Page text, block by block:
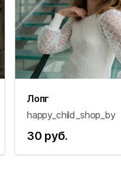
Лопг
happy_child_shop_by
30 руб.